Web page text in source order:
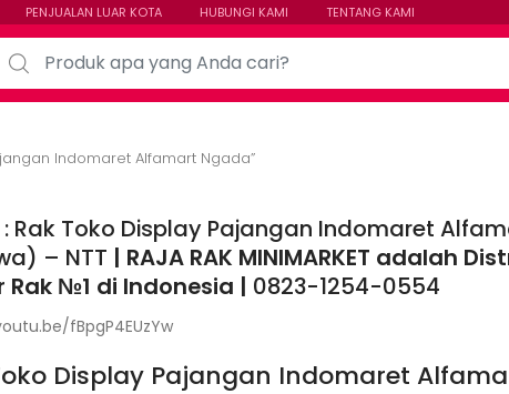
PENJUALAN LUAR KOTA HUBUNGI KAMI TENTANG KAMI
for:
Indomaret Alfamart Ngada”
: Rak Toko Display Pajangan Indomaret
– NTT | RAJA RAK MINIMARKET adalah
Rak №1 di Indonesia | 0823-1254-0554
fBpgP4EUzYw
Display Pajangan Indomaret